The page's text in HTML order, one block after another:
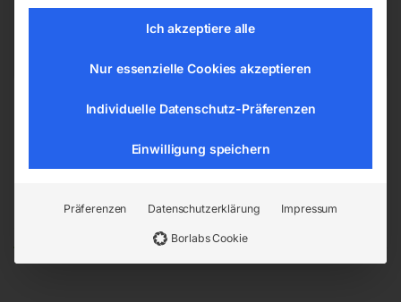
office@elmag.at
Ähnliche Produkte
Ich akzeptiere alle
Nur essenzielle Cookies akzeptieren
Individuelle Datenschutz-Präferenzen
Einwilligung speichern
Präferenzen Datenschutzerklärung Impressum
Borlabs Cookie